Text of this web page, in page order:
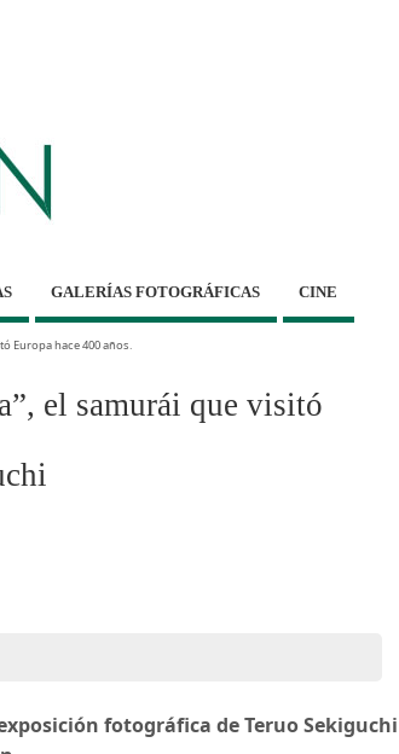
GALERÍAS FOTOGRÁFICAS CINE
Europa hace 400 años.
el samurái que visitó
fotográfica de Teruo Sekiguchi